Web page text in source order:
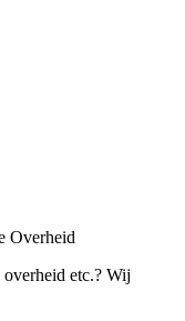
Overheid
etc.? Wij